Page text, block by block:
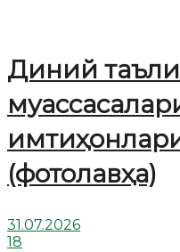
Диний
(фотолавҳа)
31.07.2026
18